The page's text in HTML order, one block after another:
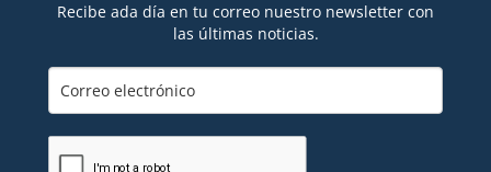
Recibe ada día en tu correo nuestro newsletter con
las últimas noticias.